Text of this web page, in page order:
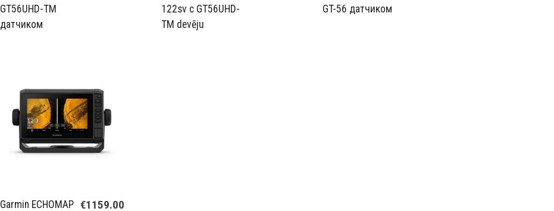
GT56UHD-TM
датчиком
122sv с GT56UHD-
TM devēju
GT-56 датчиком
Garmin ECHOMAP €1159.00